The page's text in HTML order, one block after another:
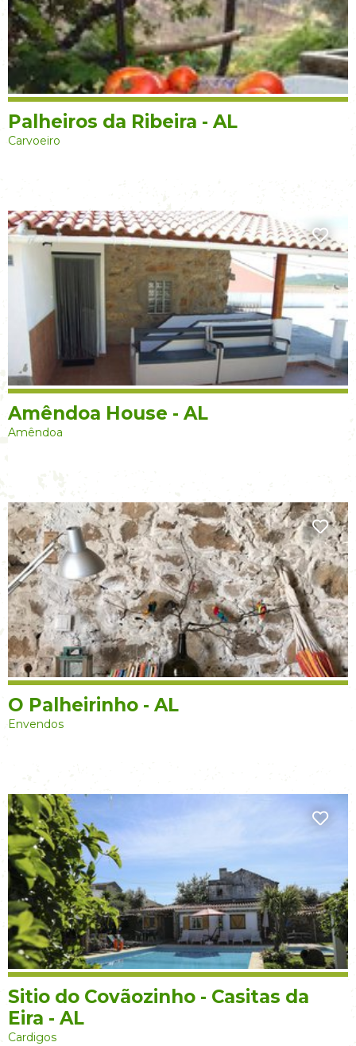
Palheiros da Ribeira - AL
Carvoeiro
Amêndoa House - AL
Amêndoa
O Palheirinho - AL
Envendos
Sitio do Covãozinho - Casitas da
Eira - AL
Cardigos